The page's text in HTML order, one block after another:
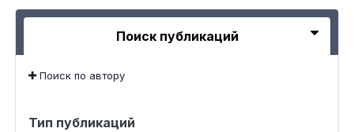
Поиск публикаций
Поиск по автору
Тип публикаций